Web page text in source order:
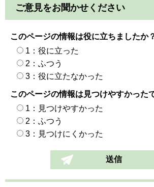
ご意見をお聞かせください
このページの情報は役に立ちましたか
1：役に立った
2：ふつう
3：役に立たなかった
このページの情報は見つけやすかった
1：見つけやすかった
2：ふつう
3：見つけにくかった